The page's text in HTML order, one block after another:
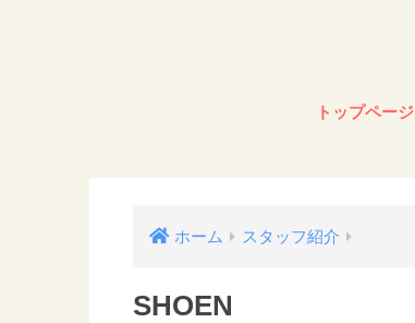
トップページ
ホーム スタッフ紹介
SHOEN